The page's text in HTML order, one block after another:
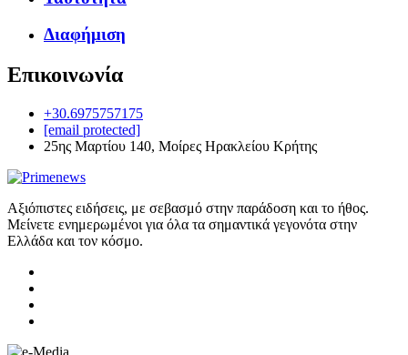
Διαφήμιση
Επικοινωνία
+30.6975757175
[email protected]
25ης Μαρτίου 140, Μοίρες Ηρακλείου Κρήτης
Αξιόπιστες ειδήσεις, με σεβασμό στην παράδοση και το ήθος.
Μείνετε ενημερωμένοι για όλα τα σημαντικά γεγονότα στην
Ελλάδα και τον κόσμο.